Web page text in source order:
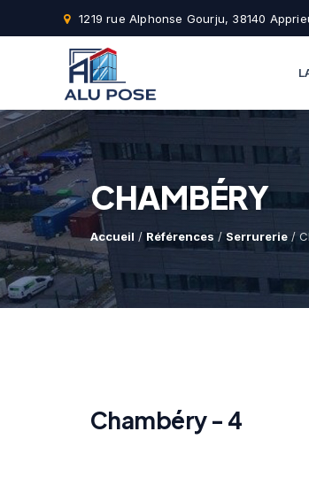
1219 rue Alphonse Gourju, 38140
CHAMBÉRY
Accueil / Références /Serrurerie /
Chambéry - 4